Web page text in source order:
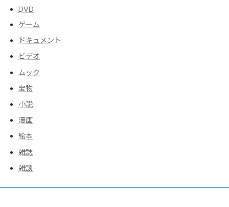
DVD
ゲーム
ドキュメント
ビデオ
ムック
宝物
小説
漫画
絵本
雑誌
雑談